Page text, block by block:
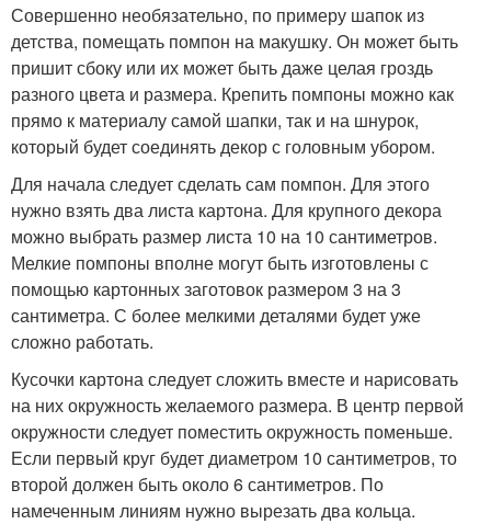
Совершенно необязательно, по примеру шапок из
детства, помещать помпон на макушку. Он может быть
пришит сбоку или их может быть даже целая гроздь
разного цвета и размера. Крепить помпоны можно как
прямо к материалу самой шапки, так и на шнурок,
который будет соединять декор с головным убором.
Для начала следует сделать сам помпон. Для этого
нужно взять два листа картона. Для крупного декора
можно выбрать размер листа 10 на 10 сантиметров.
Мелкие помпоны вполне могут быть изготовлены с
помощью картонных заготовок размером 3 на 3
сантиметра. С более мелкими деталями будет уже
сложно работать.
Кусочки картона следует сложить вместе и нарисовать
на них окружность желаемого размера. В центр первой
окружности следует поместить окружность поменьше.
Если первый круг будет диаметром 10 сантиметров, то
второй должен быть около 6 сантиметров. По
намеченным линиям нужно вырезать два кольца.